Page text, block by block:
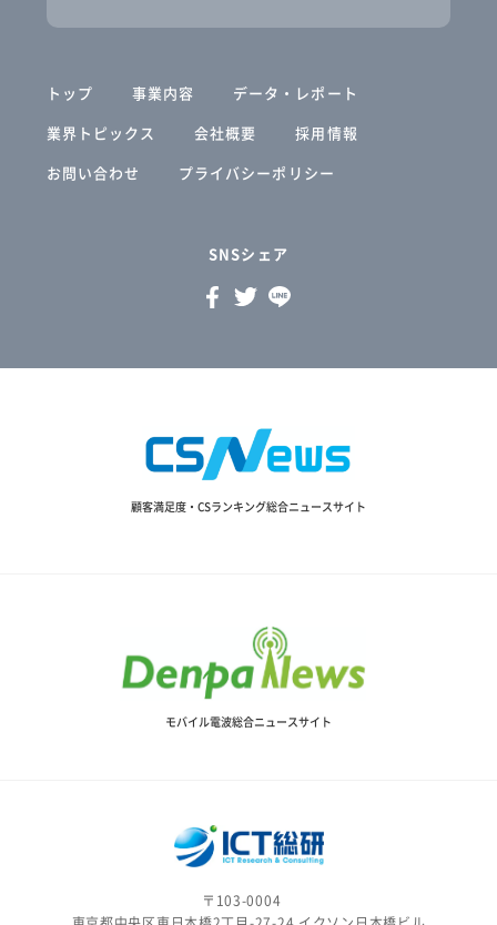
トップ 事業内容
データ・レポート
業界トピックス
会社概要
採用情報
お問い合わせ
プライバシーポリシー
SNSシェア
顧客満足度・CSランキング総合ニュースサイト
モバイル電波総合ニュースサイト
〒103-0004